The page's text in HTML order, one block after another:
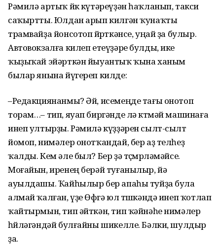
Рәмилә артыҡ йөк күтәреүҙән һаҡланып, такси
саҡыртты. Юлдан арып килгән ҡунаҡты
трамвайҙа йонсотоп йөрөткәнсе, уңай ҙа булыр.
Автовокзалға килеп етеүҙәре булды, ике
ҡыҙыҡай эйәрткән йыуантыҡ ҡына ханым
былар янына йүгереп килде:
–Редакциянанмы? Әй, исемеңде тағы онотоп
торам…– тип, яуап биргәнде лә көтмәй машинаға
инеп ултырҙы. Рәмилә күҙҙәрен сылт-сылт
йомоп, нимәлер онотҡандай, бер аҙ телһеҙ
ҡалды. Кем әле был? Бер ҙә төҫмөрләмәйсе.
Моғайын, иренең берәй туғанылыр, йә
ауылдашы. Ҡайһылыр бер апаһы туйҙа була
алмай ҡалған, үҙе Өфөгә юл төшкәндә инеп ҡотлап
ҡайтырмын, тип әйткән, тип ҡәйнәһе нимәлер
һөйләгәндәй булғайны шикелле. Бәлки, шулдыр
ҙа.